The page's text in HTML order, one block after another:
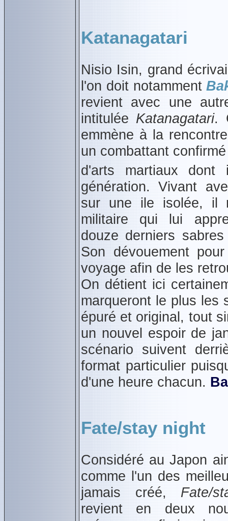
Katanagatari
Nisio Isin, grand
l'on doit notamment
revient avec une
intitulée Katanagatari.
emmène à la
un combattant
d'arts martiaux
génération. Vivant
sur une ile isolée, il
militaire qui lui
douze derniers
Son dévouement
voyage afin de les
On détient ici
marqueront le plus les
épuré et original, tout
un nouvel espoir de
scénario suivent
format particulier
d'une heure chacun.
Fate/stay night
Considéré au Japon
comme l'un des
jamais créé, Fate/
revient en deux